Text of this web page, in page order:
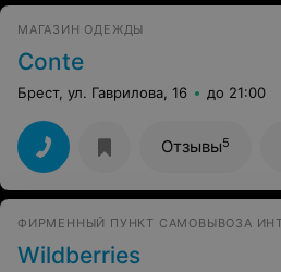
МАГАЗИН ОДЕЖДЫ
Conte
Брест, ул. Гаврилова, 16 до 21:00
Отзывы5
ФИРМЕННЫЙ ПУНКТ САМОВЫВОЗА
Wildberries